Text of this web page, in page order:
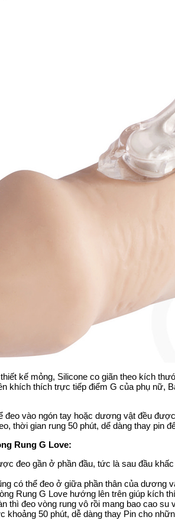
kế mỏng, Silicone co giãn theo kích
khích thích trực tiếp điểm G của phụ nữ,
đeo vào ngón tay hoặc dương vật đều
thời gian rung 50 phút, dể dàng thay pin
Rung G Love:
đeo gần ở phần đầu, tức là sau đầu
có thể đeo ở giữa phần thân của dương
Rung G Love hướng lên trên giúp kích
thì đeo vòng rung vô rồi mang bao cao su
khoảng 50 phút, dễ dàng thay Pin cho